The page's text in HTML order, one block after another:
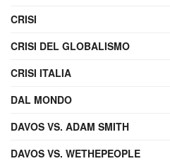
CRISI
CRISI DEL GLOBALISMO
CRISI ITALIA
DAL MONDO
DAVOS VS. ADAM SMITH
DAVOS VS. WETHEPEOPLE